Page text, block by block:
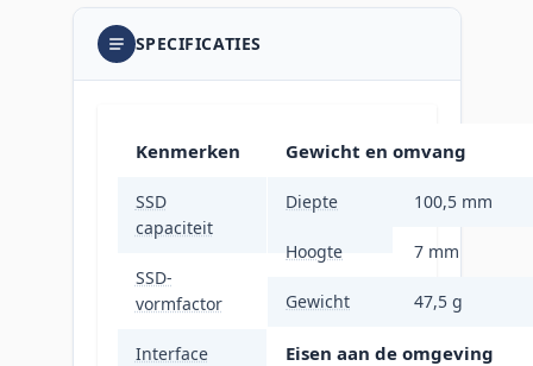
SPECIFICATIES
Kenmerken
SSD
capaciteit
256 GB
SSD-
vormfactor
2.5"
Interface SATA III
Gewicht en omvang
Diepte 100,5 mm
Hoogte 7 mm
Gewicht 47,5 g
Eisen aan de omgeving